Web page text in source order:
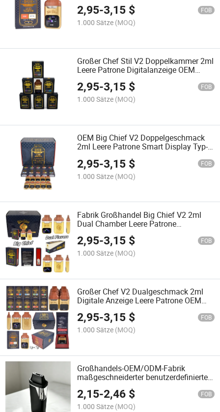
2,95-3,15 $ FOB
1.000 Sätze (MOQ)
Großer Chef Stil V2 Doppelkammer 2ml
Leere Patrone Digitalanzeige OEM
Fabrikversorgung
2,95-3,15 $ FOB
1.000 Sätze (MOQ)
OEM Big Chief V2 Doppelgeschmack
2ml Leere Patrone Smart Display Typ-C
2,95-3,15 $ FOB
1.000 Sätze (MOQ)
Fabrik Großhandel Big Chief V2 2ml
Dual Chamber Leere Patrone
Digitalanzeige Typ-C OEM
2,95-3,15 $ FOB
1.000 Sätze (MOQ)
Großer Chef V2 Dualgeschmack 2ml
Digitale Anzeige Leere Patrone OEM
Benutzerdefiniertes Logo Fabrik
Großhandel
2,95-3,15 $ FOB
1.000 Sätze (MOQ)
Großhandels-OEM/ODM-Fabrik
maßgeschneiderter benutzerdefinierter
Logo leerer 1ml/2ml 1g/2g Einweg-
Verdampferstift für Live Resin Rosin
2,15-2,46 $ FOB
1.000 Sätze (MOQ)